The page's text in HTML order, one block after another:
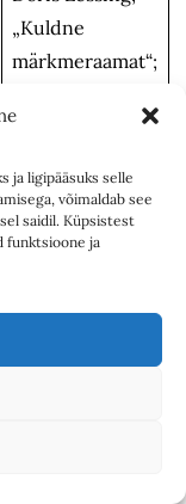
ja ligipääsuks selle
võimaldab see
saidil. Küpsistest
funktsioone ja
„Kuldne
märkmeraamat“;
„Harry Potter ja
„Harry Potter ja
saladuste
ja „Harry Potter